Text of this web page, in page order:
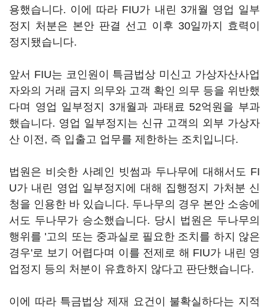
용했습니다. 이에 따라 FIU가 내린 3개월 영업 일부
정지 처분은 본안 판결 선고 이후 30일까지 효력이
정지됐습니다.
앞서 FIU는 코인원이 특금법상 미신고 가상자산사업
자와의 거래 금지 의무와 고객 확인 의무 등을 위반했
다며 영업 일부정지 3개월과 과태료 52억원을 부과
했습니다. 영업 일부정지는 신규 고객의 외부 가상자
산 이전, 즉 입출고 업무를 제한하는 조치입니다.
법원은 비슷한 사례인 빗썸과 두나무에 대해서도 FI
U가 내린 영업 일부정지에 대해 집행정지 가처분 신
청을 인용한 바 있습니다. 두나무의 경우 본안 소송에
서도 두나무가 승소했습니다. 당시 법원은 두나무의
행위를 '고의 또는 중과실로 필요한 조치를 하지 않은
경우'로 보기 어렵다며 이를 전제로 해 FIU가 내린 영
업정지 등의 처분이 유효하지 않다고 판단했습니다.
이에 따라 특금법상 제재 요건이 불확실하다는 지적